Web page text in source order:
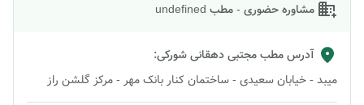
مشاوره حضوری - مطب undefined
آدرس مطبمجتبی دهقانی شورکی:
میبد - خیابان سعیدی - ساختمان کنار بانک مهر - مرکز گلشن راز